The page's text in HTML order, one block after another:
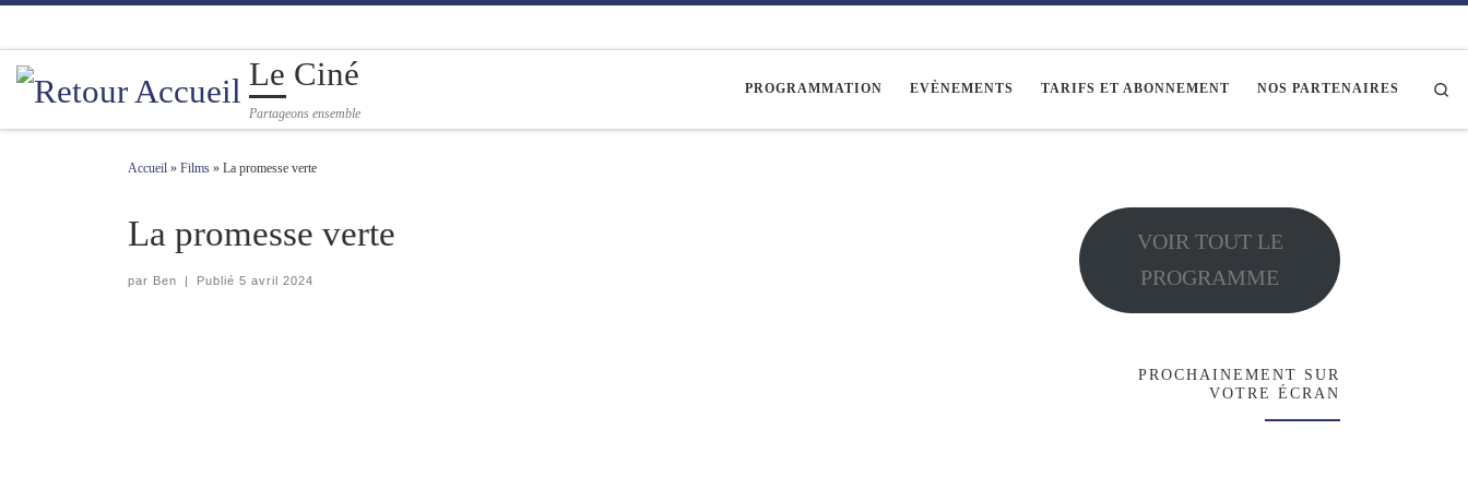
Le Ciné
Partageons ensemble
PROGRAMMATION EVÈNEMENTS TARIFS ET ABONNEMENT NOS PARTENAIRES
Accueil » Films » La promesse verte
La promesse verte
par Ben Publié 5 avril 2024
VOIR TOUT LE
PROGRAMME
PROCHAINEMENT SUR
VOTRE ÉCRAN